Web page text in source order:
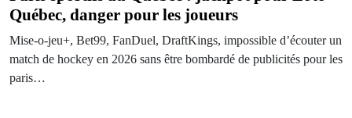
Québec, danger pour les joueurs
Mise-o-jeu+, Bet99, FanDuel, DraftKings, impossible d’écouter un
match de hockey en 2026 sans être bombardé de publicités pour les
paris…